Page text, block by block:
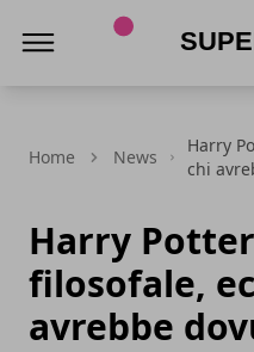
Home News
Harry
chi
Harry
filosofale,
avrebbe